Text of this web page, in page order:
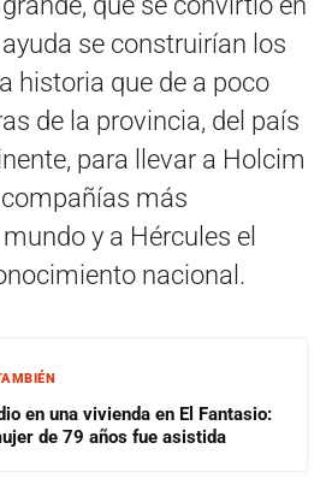
se construirían los
historia que de a poco
de la provincia, del país
para llevar a Holcim
más
y a Hércules el
nacional.
en una vivienda en El Fantasio:
de 79 años fue asistida